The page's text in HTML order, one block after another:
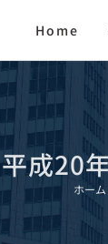
Home
平成20
ホーム